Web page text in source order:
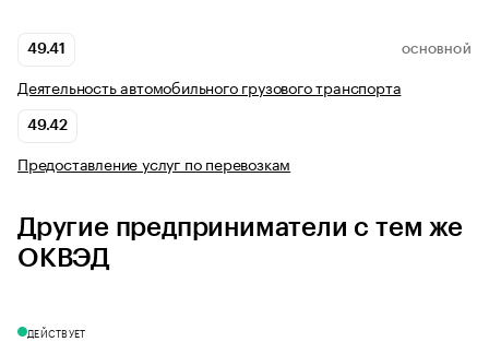
49.41 ОСНОВНОЙ
Деятельность автомобильного грузового транспорта
49.42
Предоставление услуг по перевозкам
Другие предприниматели с тем же
ОКВЭД
ДЕЙСТВУЕТ